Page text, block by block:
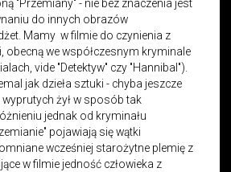
"Przemiany" - nie bez znaczenia jest
do innych obrazów
Mamy w filmie do czynienia z
obecną we współczesnym kryminale
vide "Detektyw" czy "Hannibal").
jak dzieła sztuki - chyba jeszcze
wyprutych żył w sposób tak
jednak od kryminału
pojawiają się wątki
wcześniej starożytne plemię z
w filmie jedność człowieka z